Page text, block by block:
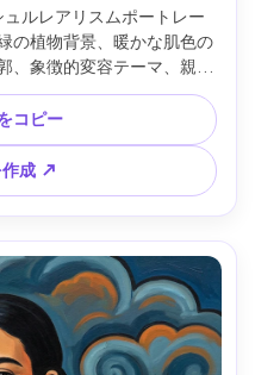
ルレアリスムポートレー
の植物背景、暖かな肌色の
、象徴的変容テーマ、親密
シネマティック照明 --ar
コピー
作成 ↗